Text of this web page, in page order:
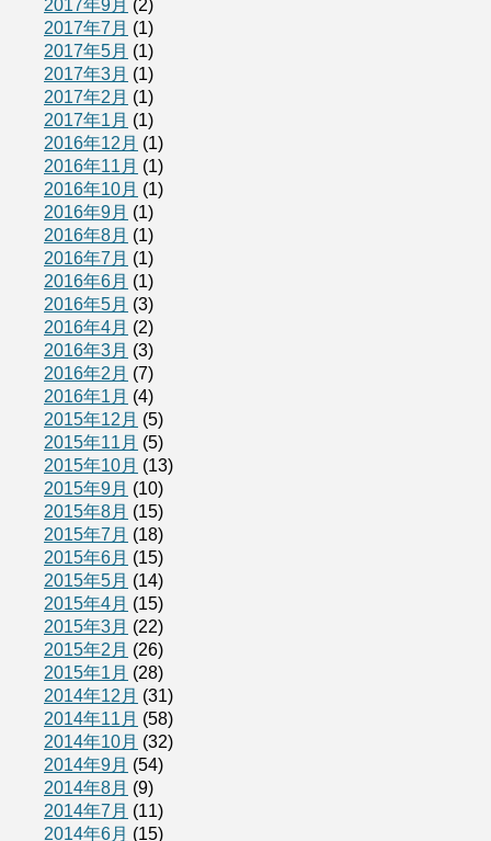
2017年9月 (2)
2017年7月 (1)
2017年5月 (1)
2017年3月 (1)
2017年2月 (1)
2017年1月 (1)
2016年12月 (1)
2016年11月 (1)
2016年10月 (1)
2016年9月 (1)
2016年8月 (1)
2016年7月 (1)
2016年6月 (1)
2016年5月 (3)
2016年4月 (2)
2016年3月 (3)
2016年2月 (7)
2016年1月 (4)
2015年12月 (5)
2015年11月 (5)
2015年10月 (13)
2015年9月 (10)
2015年8月 (15)
2015年7月 (18)
2015年6月 (15)
2015年5月 (14)
2015年4月 (15)
2015年3月 (22)
2015年2月 (26)
2015年1月 (28)
2014年12月 (31)
2014年11月 (58)
2014年10月 (32)
2014年9月 (54)
2014年8月 (9)
2014年7月 (11)
2014年6月 (15)